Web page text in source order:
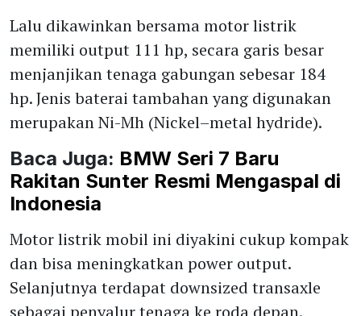
Lalu dikawinkan bersama motor listrik
memiliki output 111 hp, secara garis besar
menjanjikan tenaga gabungan sebesar 184
hp. Jenis baterai tambahan yang digunakan
merupakan Ni-Mh (Nickel–metal hydride).
Baca Juga: BMW Seri 7 Baru
Rakitan Sunter Resmi Mengaspal di
Indonesia
Motor listrik mobil ini diyakini cukup kompak
dan bisa meningkatkan power output.
Selanjutnya terdapat downsized transaxle
sebagai penyalur tenaga ke roda depan.